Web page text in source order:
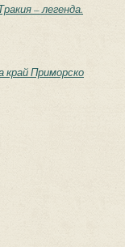
– легенда.
Приморско